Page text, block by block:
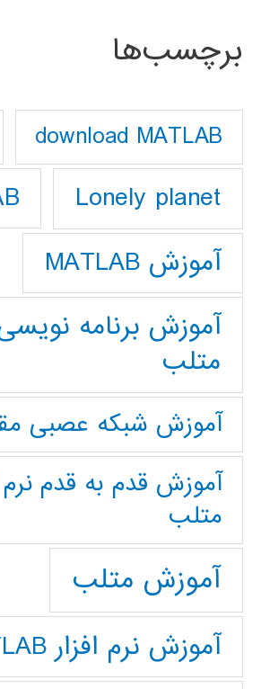
برچسب‌ها
download MATLAB
Lonely planet
آموزش MATLAB
آموزش برنامه
متلب
آموزش شبکه عصبی
آموزش قدم به قدم نرم
متلب
آموزش متلب
آموزش نرم افزار MATLAB